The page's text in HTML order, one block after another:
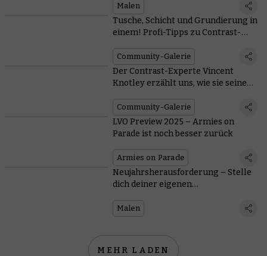
durchstartet
Malen
Tusche, Schicht und Grundierung in
einem! Profi-Tipps zu Contrast-
Community-Galerie
Der Contrast-Experte Vincent
Knotley erzählt uns, wie sie seine
verändert haben
Community-Galerie
LVO Preview 2025 – Armies on
Parade ist noch besser zurück
Armies on Parade
Neujahrsherausforderung – Stelle
dich deiner eigenen
gewinne Preise
Malen
MEHR LADEN